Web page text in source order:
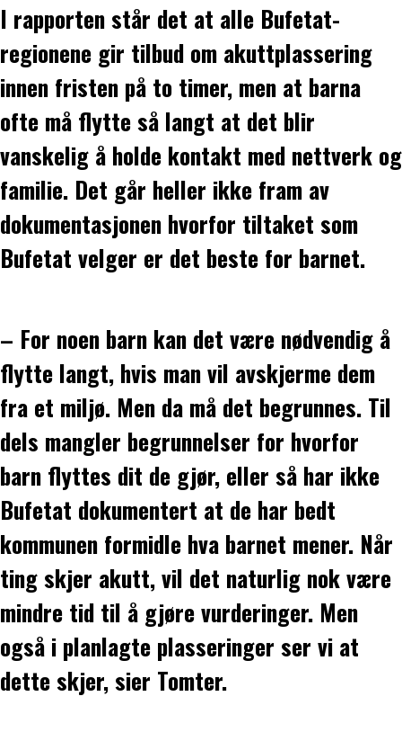
I rapporten står det at alle Bufetat-
regionene gir tilbud om akuttplassering
innen fristen på to timer, men at barna
ofte må flytte så langt at det blir
vanskelig å holde kontakt med nettverk og
familie. Det går heller ikke fram av
dokumentasjonen hvorfor tiltaket som
Bufetat velger er det beste for barnet.
– For noen barn kan det være nødvendig å
flytte langt, hvis man vil avskjerme dem
fra et miljø. Men da må det begrunnes. Til
dels mangler begrunnelser for hvorfor
barn flyttes dit de gjør, eller så har ikke
Bufetat dokumentert at de har bedt
kommunen formidle hva barnet mener. Når
ting skjer akutt, vil det naturlig nok være
mindre tid til å gjøre vurderinger. Men
også i planlagte plasseringer ser vi at
dette skjer, sier Tomter.